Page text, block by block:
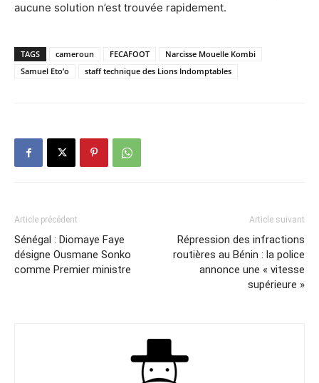
aucune solution n’est trouvée rapidement.
TAGS cameroun FECAFOOT
Narcisse Mouelle Kombi
Samuel Eto’o
staff technique des Lions Indomptables
Article précédent
Sénégal : Diomaye Faye
désigne Ousmane Sonko
comme Premier ministre
Article suivant
Répression des infractions
routières au Bénin : la police
annonce une « vitesse
supérieure »